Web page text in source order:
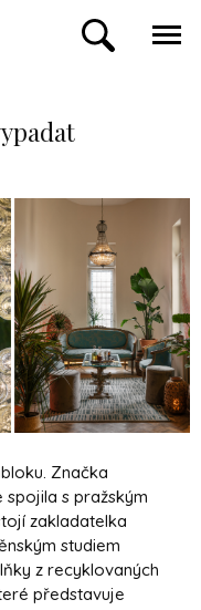
Značka
spojila s pražským
zakladatelka
studiem
z recyklovaných
představuje